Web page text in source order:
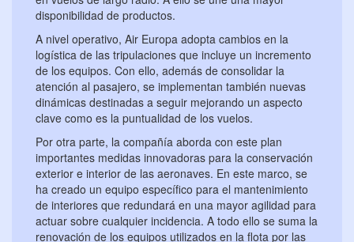
disponibilidad de productos.
A nivel operativo, Air Europa adopta cambios en la
logística de las tripulaciones que incluye un incremento
de los equipos. Con ello, además de consolidar la
atención al pasajero, se implementan también nuevas
dinámicas destinadas a seguir mejorando un aspecto
clave como es la puntualidad de los vuelos.
Por otra parte, la compañía aborda con este plan
importantes medidas innovadoras para la conservación
exterior e interior de las aeronaves. En este marco, se
ha creado un equipo específico para el mantenimiento
de interiores que redundará en una mayor agilidad para
actuar sobre cualquier incidencia. A todo ello se suma la
renovación de los equipos utilizados en la flota por las